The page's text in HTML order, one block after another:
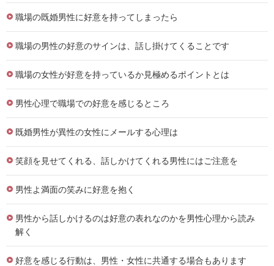
職場の既婚男性に好意を持ってしまったら
職場の男性の好意のサインは、話し掛けてくることです
職場の女性が好意を持っているか見極めるポイントとは
男性心理で職場での好意を感じるところ
既婚男性が異性の女性にメールする心理は
笑顔を見せてくれる、話しかけてくれる男性にはご注意を
男性よ満面の笑みに好意を抱く
男性から話しかけるのは好意の表れなのかを男性心理から読み
解く
好意を感じる行動は、男性・女性に共通する場合もあります